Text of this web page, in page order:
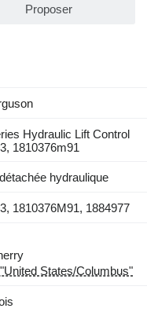
Proposer
Hydraulic Lift Control
1810376m91
hydraulique
1810376M91, 1884977
States/Columbus"